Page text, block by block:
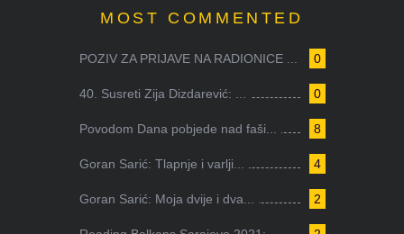
MOST COMMENTED
0
POZIV ZA PRIJAVE NA RADIONICE ...
0
40. Susreti Zija Dizdarević: ...
8
Povodom Dana pobjede nad faši...
4
Goran Sarić: Tlapnje i varlji...
2
Goran Sarić: Moja dvije i dva...